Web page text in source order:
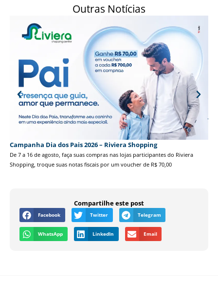
Outras Notícias
Campanha Dia dos Pais 2026 – Riviera Shopping
De 7 a 16 de agosto, faça suas compras nas lojas participantes do Riviera
Shopping, troque suas notas fiscais por um voucher de R$ 70,00
Compartilhe este post
Facebook Twitter Telegram
WhatsApp LinkedIn Email